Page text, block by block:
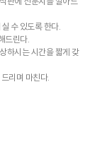
수 있도록 한다.
드린다.
하시는 시간을 짧게 갖
리며 마친다.